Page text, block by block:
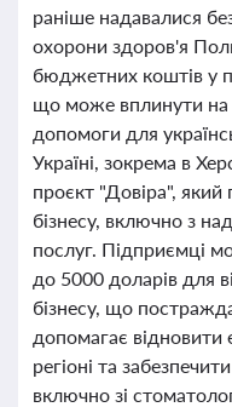
раніше надавалися
охорони здоров'я
бюджетних коштів у
що може вплинути на
допомоги для
Україні, зокрема в
проєкт "Довіра",
бізнесу, включно з
послуг. Підприємці
до 5000 доларів для
бізнесу, що
допомагає відновити
регіоні та
включно зі